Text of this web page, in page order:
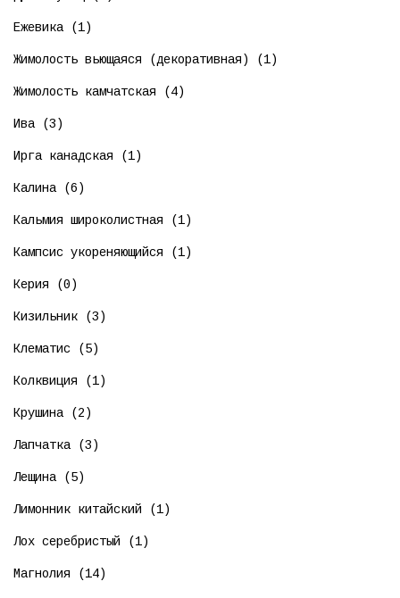
Ежевика (1)
Жимолость вьющаяся (декоративная) (1)
Жимолость камчатская (4)
Ива (3)
Ирга канадская (1)
Калина (6)
Кальмия широколистная (1)
Кампсис укореняющийся (1)
Керия (0)
Кизильник (3)
Клематис (5)
Колквиция (1)
Крушина (2)
Лапчатка (3)
Лещина (5)
Лимонник китайский (1)
Лох серебристый (1)
Магнолия (14)